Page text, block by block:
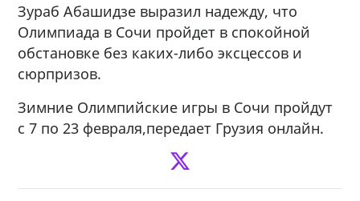
Зураб Абашидзе выразил надежду, что
Олимпиада в Сочи пройдет в спокойной
обстановке без каких-либо эксцессов и
сюрпризов.
Зимние Олимпийские игры в Сочи пройдут
с 7 по 23 февраля,передает Грузия онлайн.